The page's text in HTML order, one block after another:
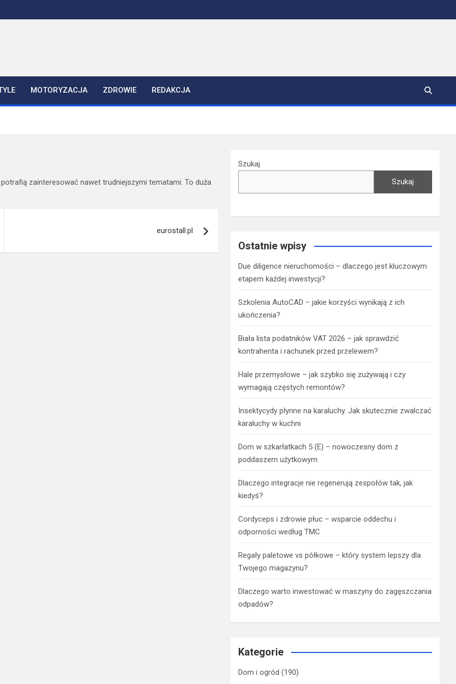
MOTORYZACJA ZDROWIE REDAKCJA
zainteresować nawet trudniejszymi tematami. To duża
eurostall.pl
Szukaj
Szukaj
Ostatnie wpisy
Due diligence nieruchomości – dlaczego jest kluczowym
etapem każdej inwestycji?
Szkolenia AutoCAD – jakie korzyści wynikają z ich
ukończenia?
Biała lista podatników VAT 2026 – jak sprawdzić
kontrahenta i rachunek przed przelewem?
Hale przemysłowe – jak szybko się zużywają i czy
wymagają częstych remontów?
Insektycydy płynne na karaluchy. Jak skutecznie zwalczać
karaluchy w kuchni
Dom w szkarłatkach 5 (E) – nowoczesny dom z
poddaszem użytkowym
Dlaczego integracje nie regenerują zespołów tak, jak
kiedyś?
Cordyceps i zdrowie płuc – wsparcie oddechu i
odporności według TMC
Regały paletowe vs półkowe – który system lepszy dla
Twojego magazynu?
Dlaczego warto inwestować w maszyny do zagęszczania
odpadów?
Kategorie
Dom i ogród (190)